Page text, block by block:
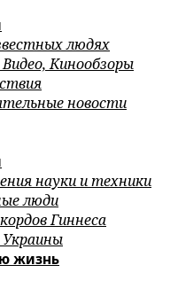
людях
Кинообзоры
новости
науки и техники
люди
Гиннеса
жизнь